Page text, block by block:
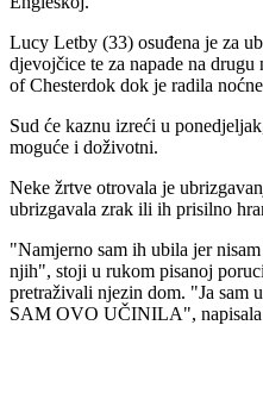
Lucy Letby (33) osuđena je za
djevojčice te za napade na
of Chesterdok dok je radila
Sud će kaznu izreći u
moguće i doživotni.
Neke žrtve otrovala je
ubrizgavala zrak ili ih prisilno
"Namjerno sam ih ubila jer
njih", stoji u rukom pisanoj
pretraživali njezin dom. "Ja sam
SAM OVO UČINILA", napisala